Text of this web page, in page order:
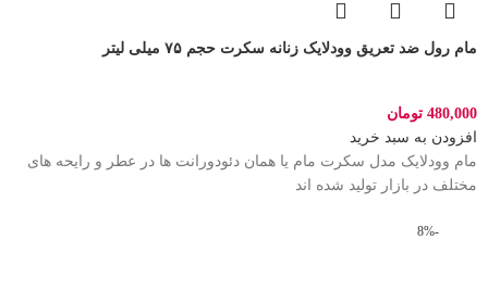
مام رول ضد تعریق وودلایک زنانه سکرت حجم ۷۵ میلی لیتر
480,000 تومان
افزودن به سبد خرید
مام وودلایک مدل سکرت مام یا همان دئودورانت ها در عطر و رایحه های
مختلف در بازار تولید شده اند
-8%